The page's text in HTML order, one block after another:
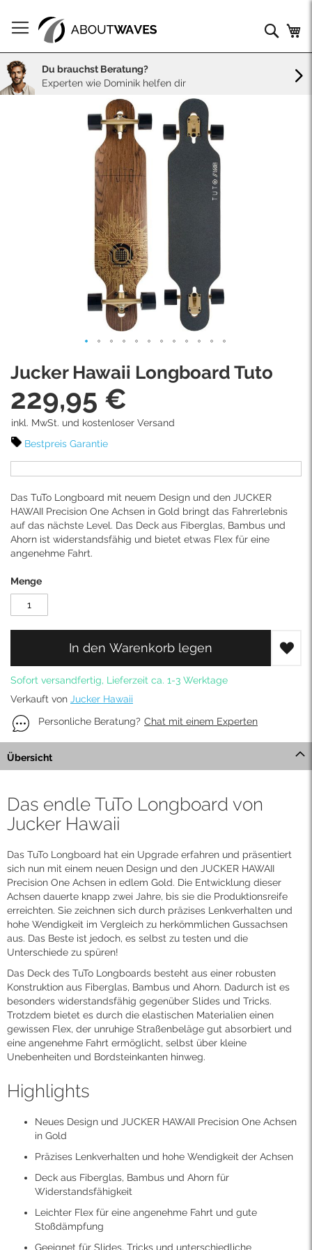
zum
Inhalt
Du brauchst Beratung?
Experten wie Dominik helfen dir
Jucker Hawaii Longboard Tuto
229,95 €
inkl. MwSt. und kostenloser Versand
Bestpreis Garantie
Das TuTo Longboard mit neuem Design und den JUCKER
HAWAII Precision One Achsen in Gold bringt das Fahrerlebnis
auf das nächste Level. Das Deck aus Fiberglas, Bambus und
Ahorn ist widerstandsfähig und bietet etwas Flex für eine
angenehme Fahrt.
Menge
In den Warenkorb legen
Sofort versandfertig, Lieferzeit ca. 1-3 Werktage
Verkauft von Jucker Hawaii
Personliche Beratung? Chat mit einem Experten
to
beginning
the
images
Übersicht
Das endle TuTo Longboard von
Jucker Hawaii
Das TuTo Longboard hat ein Upgrade erfahren und präsentiert
sich nun mit einem neuen Design und den JUCKER HAWAII
Precision One Achsen in edlem Gold. Die Entwicklung dieser
Achsen dauerte knapp zwei Jahre, bis sie die Produktionsreife
erreichten. Sie zeichnen sich durch präzises Lenkverhalten und
hohe Wendigkeit im Vergleich zu herkömmlichen Gussachsen
aus. Das Beste ist jedoch, es selbst zu testen und die
Unterschiede zu spüren!
Das Deck des TuTo Longboards besteht aus einer robusten
Konstruktion aus Fiberglas, Bambus und Ahorn. Dadurch ist es
besonders widerstandsfähig gegenüber Slides und Tricks.
Trotzdem bietet es durch die elastischen Materialien einen
gewissen Flex, der unruhige Straßenbeläge gut absorbiert und
eine angenehme Fahrt ermöglicht, selbst über kleine
Unebenheiten und Bordsteinkanten hinweg.
Highlights
Neues Design und JUCKER HAWAII Precision One Achsen
in Gold
Präzises Lenkverhalten und hohe Wendigkeit der Achsen
Deck aus Fiberglas, Bambus und Ahorn für
Widerstandsfähigkeit
Leichter Flex für eine angenehme Fahrt und gute
Stoßdämpfung
Geeignet für Slides, Tricks und unterschiedliche